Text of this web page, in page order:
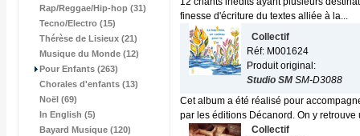
Rap/Reggae/Hip-hop (31)
Tecno/Electro (15)
Thérèse de Lisieux (21)
Musique du Monde (12)
Pour Enfants (263)
Chorales d'enfants (13)
Noël (69)
In English (5)
Bayard Musique (120)
finesse d'écriture du textes alliée à la...
Collectif
Réf: M001624
Produit original:
Studio SM SM-D3088
Cet album a été réalisé pour
par les éditions Décanord. On y retrouve
Collectif